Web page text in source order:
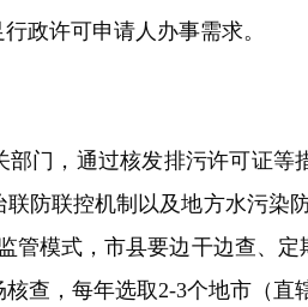
政许可申请人办事需求。
，通过核发排污许可证等
防联控机制以及地方水污染
模式，市县要边干边查、
查，每年选取2-3个地市（